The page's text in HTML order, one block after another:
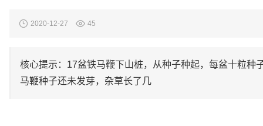
2020-12-27 45
核心提示：17盆铁马鞭下山桩，从种子种起，每盆十粒
马鞭种子还未发芽，杂草长了几